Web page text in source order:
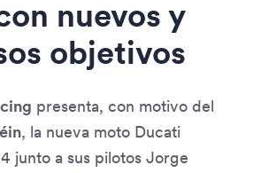
nuevos y
objetivos
presenta, con motivo del
, la nueva moto Ducati
junto a sus pilotos Jorge